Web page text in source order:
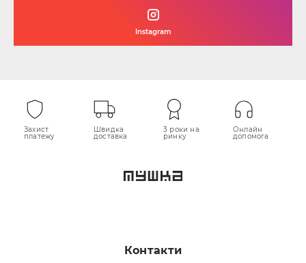
Instagram
Захист
платежу
Швидка
доставка
3 роки на
ринку
Онлайн
допомога
Контакти